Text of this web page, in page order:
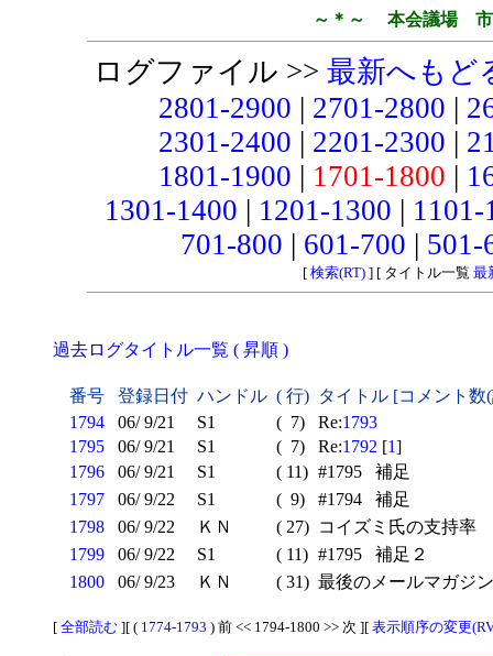
～＊～ 本会議場 市
ログファイル >> 最新へもど
2801-2900 | 2701-2800 |
2301-2400 | 2201-2300 |
1801-1900 | 1701-1800 |
1301-1400 | 1201-1300 |
701-800 | 601-700 |
[ 検索(RT)] [ タイトル一覧 最
過去ログタイトル一覧 ( 昇順 )
番号 登録日付 ハンドル ( 行) タイトル [コメント
1794
06/ 9/21 S1 ( 7) Re:1793
1795
06/ 9/21 S1 ( 7) Re:1792 [1]
1796
06/ 9/21 S1 ( 11) #1795 補足
1797
06/ 9/22 S1 ( 9)
#1794 補足
1798
06/ 9/22 ＫＮ ( 27) コイズミ氏の支持率
1799
06/ 9/22 S1 ( 11) #1795 補足２
1800
06/ 9/23 ＫＮ ( 31) 最後のメールマガジン
[ 全部読む ][ ( 1774-1793 ) 前 << 1794-1800 >> 次 ][ 表示順序の変更